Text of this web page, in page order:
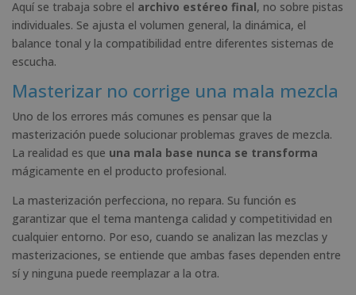
Aquí se trabaja sobre el archivo estéreo final, no sobre pistas
individuales. Se ajusta el volumen general, la dinámica, el
balance tonal y la compatibilidad entre diferentes sistemas de
escucha.
Masterizar no corrige una mala mezcla
Uno de los errores más comunes es pensar que la
masterización puede solucionar problemas graves de mezcla.
La realidad es que una mala base nunca se transforma
mágicamente en el producto profesional.
La masterización perfecciona, no repara. Su función es
garantizar que el tema mantenga calidad y competitividad en
cualquier entorno. Por eso, cuando se analizan las mezclas y
masterizaciones, se entiende que ambas fases dependen entre
sí y ninguna puede reemplazar a la otra.